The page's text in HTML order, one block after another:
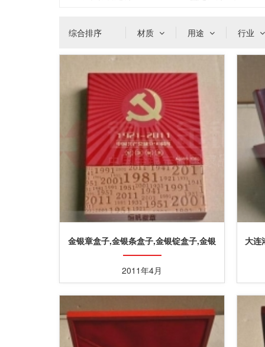
综合排序 材质 用途 行业
金银章盒子,金银条盒子,金银锭盒子,金银
砖盒子,纸盒烫金烫银
2011年4月
大连